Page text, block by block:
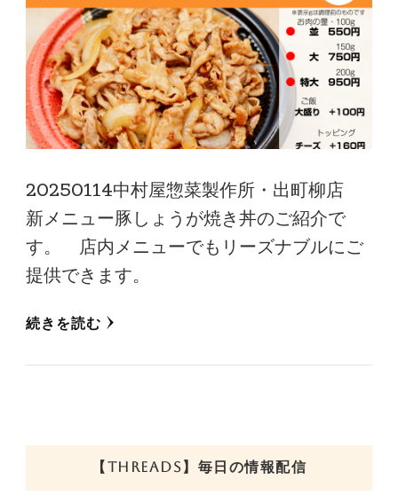
20250114中村屋惣菜製作所・出町柳店
新メニュー豚しょうが焼き丼のご紹介で
す。 店内メニューでもリーズナブルにご
提供できます。
続きを読む
【THREADS】毎日の情報配信